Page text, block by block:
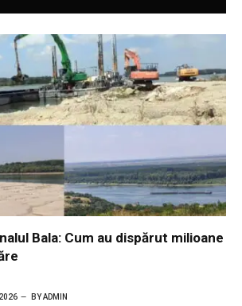
Bala: Cum au dispărut milioane
BYADMIN